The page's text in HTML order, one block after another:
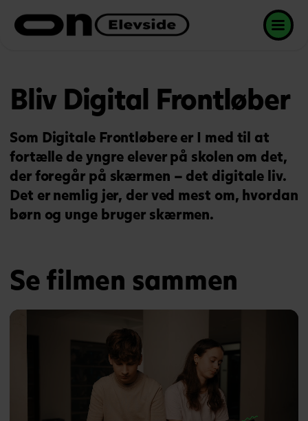
Bliv Digital Frontløber
Som Digitale Frontløbere er I med til at
fortælle de yngre elever på skolen om det,
der foregår på skærmen – det digitale liv.
Det er nemlig jer, der ved mest om, hvordan
børn og unge bruger skærmen.
Se filmen sammen